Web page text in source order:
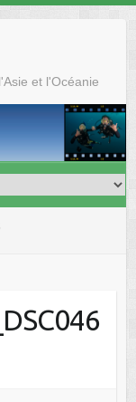
et l'Océanie